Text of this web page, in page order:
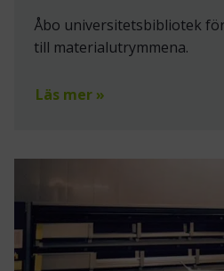
Åbo universitetsbibliotek
till materialutrymmena.
Läs mer »